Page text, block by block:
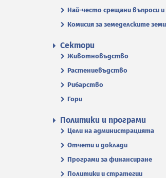
Най-често срещани въпроси
Комисия за земеделските земи
Сектори
Животновъдство
Растениевъдство
Рибарство
Гори
Политики и програми
Цели на администрацията
Отчети и доклади
Програми за финансиране
Политики и стратегии